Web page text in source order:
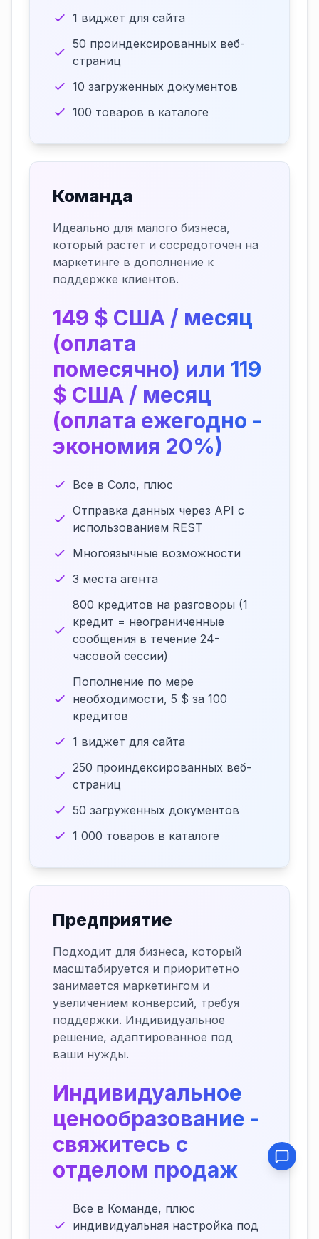
1 виджет для сайта
50 проиндексированных веб-
страниц
10 загруженных документов
100 товаров в каталоге
Команда
Идеально для малого бизнеса,
который растет и сосредоточен на
маркетинге в дополнение к
поддержке клиентов.
149 $ США / месяц
(оплата
помесячно) или 119
$ США / месяц
(оплата ежегодно -
экономия 20%)
Все в Соло, плюс
Отправка данных через API с
использованием REST
Многоязычные возможности
3 места агента
800 кредитов на разговоры (1
кредит = неограниченные
сообщения в течение 24-
часовой сессии)
Пополнение по мере
необходимости, 5 $ за 100
кредитов
1 виджет для сайта
250 проиндексированных веб-
страниц
50 загруженных документов
1 000 товаров в каталоге
Предприятие
Подходит для бизнеса, который
масштабируется и приоритетно
занимается маркетингом и
увеличением конверсий, требуя
поддержки. Индивидуальное
решение, адаптированное под
ваши нужды.
Индивидуальное
ценообразование -
свяжитесь с
отделом продаж
Все в Команде, плюс
индивидуальная настройка под